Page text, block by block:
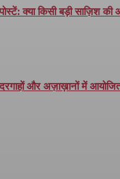
क्या किसी बड़ी साज़िश की
और अज़ाख़ानों में